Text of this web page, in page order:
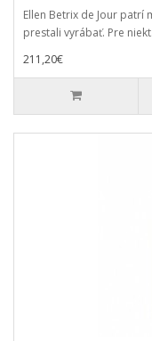
Ellen Betrix de Jour
prestali vyrábať. Pre
211,20€